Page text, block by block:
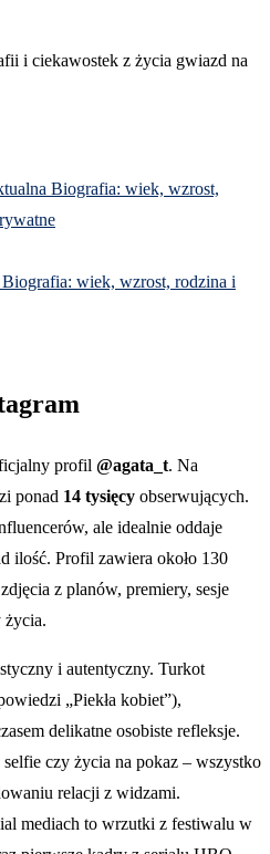
i ciekawostek z życia gwiazd na
Biografia: wiek, wzrost,
wiek, wzrost, rodzina i
profil @agata_t. Na
ponad 14 tysięcy obserwujących.
ale idealnie oddaje
ilość. Profil zawiera około 130
z planów, premiery, sesje
życia.
i autentyczny. Turkot
„Piekła kobiet”),
delikatne osobiste refleksje.
czy życia na pokaz – wszystko
relacji z widzami.
mediach to wrzutki z festiwalu w